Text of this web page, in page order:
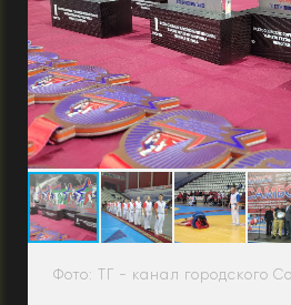
Фото: ТГ - канал городского